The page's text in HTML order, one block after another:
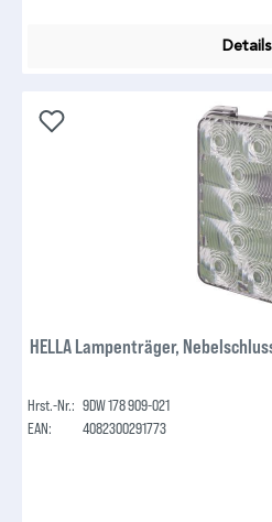
Details
HELLA Lampenträger,
Hrst.-Nr.: 9DW 178 909-021
EAN:
4082300291773